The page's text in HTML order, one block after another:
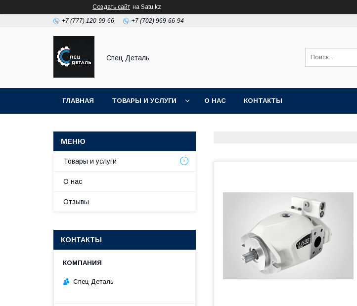
Создать сайт на Satu.kz
+7 (777) 120-99-66 +7 (702) 969-66-94
Спец Деталь
ГЛАВНАЯ ТОВАРЫ И УСЛУГИ О НАС КОНТАКТЫ
Товары и услуги
О нас
Отзывы
КОНТАКТЫ
Спец Деталь